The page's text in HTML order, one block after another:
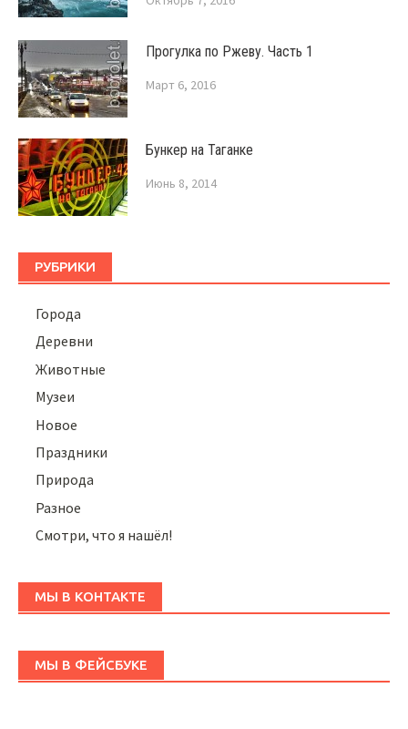
Прогулка по Ржеву. Часть 1
Март 6, 2016
Бункер на Таганке
Июнь 8, 2014
РУБРИКИ
Города
Деревни
Животные
Музеи
Новое
Праздники
Природа
Разное
Смотри, что я нашёл!
МЫ В КОНТАКТЕ
МЫ В ФЕЙСБУКЕ